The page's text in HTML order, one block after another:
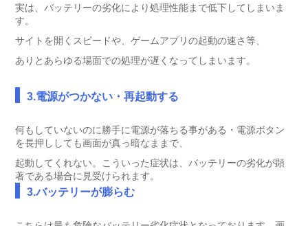
実は、バッテリーの劣化により処理性能まで低下してしまいま
す。
サイトを開くスピードや、ゲームアプリの起動の速さ等、
ありとあらゆる場面での処理が遅くなってしまいます。
3.電源がつかない・再起動する
何もしていないのに勝手に電源が落ちる事がある・電源ボタン
を長押ししても画面が真っ暗なままで、
起動してくれない。こういった症状は、バッテリーの劣化が顕
著である場合に見受けられます。
3.バッテリーが膨らむ